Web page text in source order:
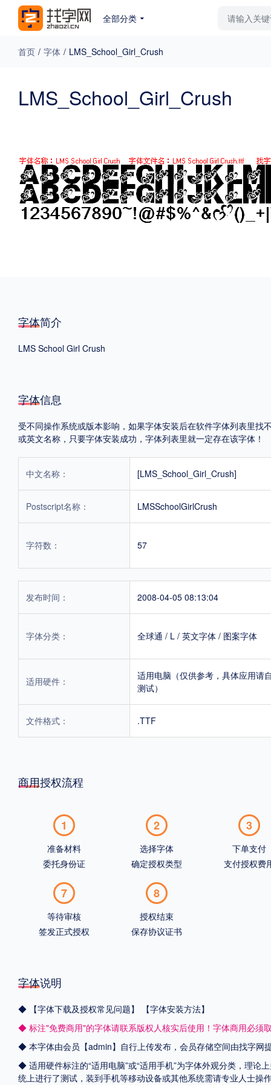
全部分类
最新字体
免费下载 收费下载 更多
硬笔手写 更多
.TTF
中国大陆
POP字体下载 字库打包下载 海报素材下载
字体新闻 字体文章 字体程序 字体人物 字体网站
首页 / 字体 / LMS_School_Girl_Crush
LMS_School_Girl_Crush
字体简介
LMS School Girl Crush
字体信息
受不同操作系统或版本影响，如果字体安装后在软件字体列表里
或英文名称，只要字体安装成功，字体列表里就一定存在该字体！
中文名称： [LMS_School_Girl_Crush]
Postscript名称： LMSSchoolGirlCrush
字符数： 57
发布时间： 2008-04-05 08:13:04
字体分类： 全球通 / L / 英文字体 / 图案字体
适用硬件：
适用电脑（仅供参考，具体应用请
测试）
文件格式： .TTF
商用授权流程
1
准备材料
委托身份证
2
选择字体
确定授权类型
3
下单支付
支付授权费
7
等待审核
签发正式授权
8
授权结束
保存协议证书
字体说明
◆ 【字体下载及授权常见问题】
【字体安装方法】
◆ 标注"免费商用"的字体请联系版权人核实后使用！字体商用必须
◆ 本字体由会员【admin】自行上传发布，会员存储空间由找字网
◆ 适用硬件标注的“适用电脑”或“适用手机”为字体外观分类，理论
统上进行了测试，装到手机等移动设备或其他系统需请专业人士